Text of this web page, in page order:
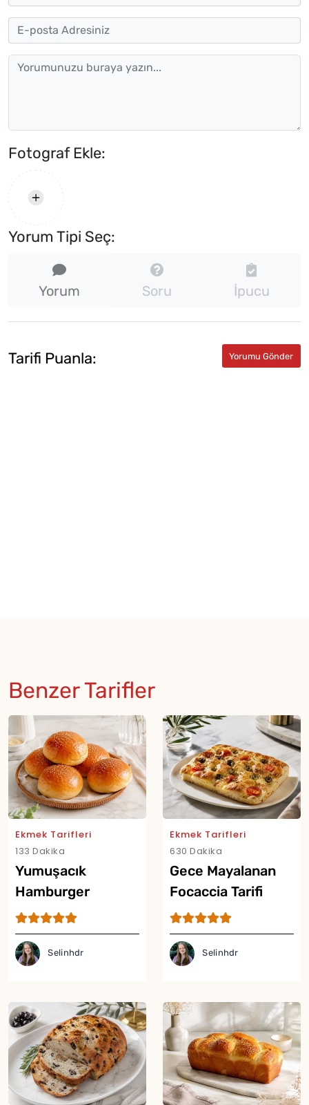
Fotograf Ekle:
Yorum Tipi Seç:
Yorum Soru İpucu
Tarifi Puanla:
Benzer Tarifler
Ekmek Tarifleri
133 Dakika
Yumuşacık
Hamburger
Ekmeği Tarifi
Selinhdr
Ekmek Tarifleri
630 Dakika
Gece Mayalanan
Focaccia Tarifi
Selinhdr